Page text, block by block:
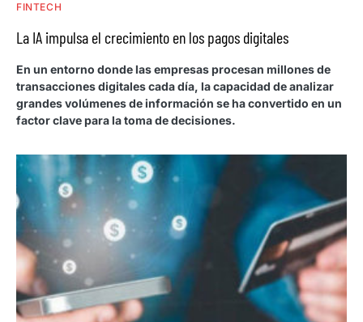
FINTECH
La IA impulsa el crecimiento en los pagos digitales
En un entorno donde las empresas procesan millones de
transacciones digitales cada día, la capacidad de analizar
grandes volúmenes de información se ha convertido en un
factor clave para la toma de decisiones.